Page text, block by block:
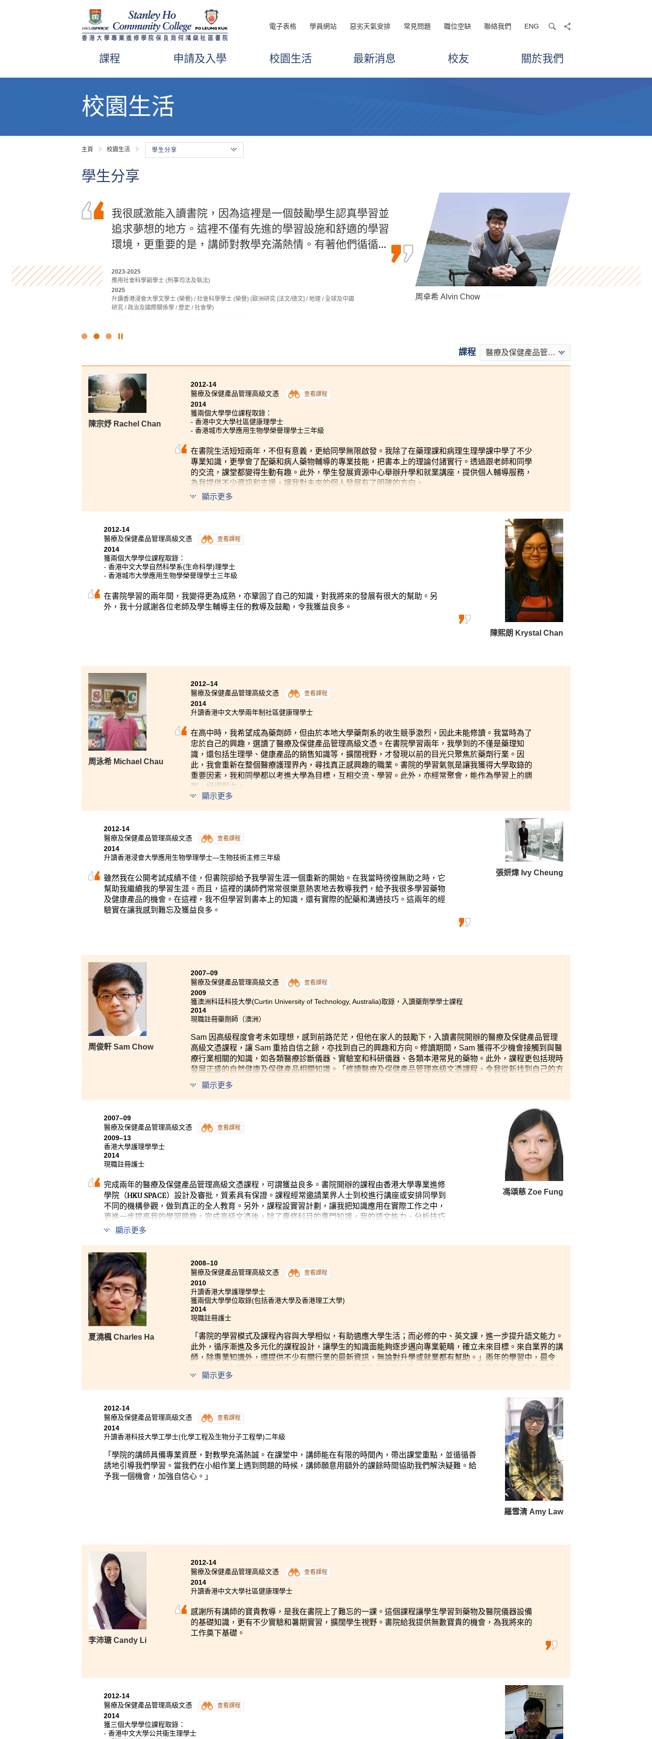
電子表格 學員網站 惡劣天氣安排 常見問題 職位空缺 聯絡我們 ENG searchshare
課程 申請及入學 校園生活 最新消息 校友 關於我們
校園生活
主頁 校園生活 學生分享
學生分享
我在書院修讀旅遊及酒店管理高級文憑時，擁有許多美好的
經歷，這些經歷成就了我的學術和個人成長，最終令我成功
得到香港大學取錄。在書院我遇上許多敬業的講師，課程…
2022
基礎專上教育文憑課程
2023-2025
旅遊及酒店管理高級文憑
2025
Alexandra Anselmo Sotto
我很感激能入讀書院，因為這裡是一個鼓勵學生認真學習並
追求夢想的地方。這裡不僅有先進的學習設施和舒適的學習
環境，更重要的是，講師對教學充滿熱情。有著他們循循…
2023-2025
應用社會科學副學士 (刑事司法及執法)
2025
升讀香港浸會大學文學士 (榮譽) / 社會科學學士 (榮譽) (歐洲研究 [法文/德文] / 地理 / 全球及中國
研究 / 政治及國際關係學 / 歷史 / 社會學)
周卓希 Alvin Chow
在書院就讀的兩年中，我透過高級文憑課程學習到許多重要
的知識和技能，這些都能為我迎接未來的挑戰和困難做好準
備。
2022-2024
商業管理學高級文憑 (管理及商業法律學)
2024
升讀香港科技大學工商管理學士(管理學) (學分豁免)
羅健允 Killian Loh
點
幻
燈
片
課程 醫療及保健產品管理 - 醫療及保健產品
陳宗妤 Rachel Chan
2012-14
醫療及保健產品管理高級文憑
查看課程
2014
獲兩個大學學位課程取錄：
- 香港中文大學社區健康理學士
- 香港城市大學應用生物學榮譽理學士三年級
在書院生活短短兩年，不但有意義，更給同學無限啟發。我除了在藥理課和病理生理學課中學了不少
專業知識，更學會了配藥和病人藥物輔導的專業技能，把書本上的理論付諸實行。透過跟老師和同學
的交流，課堂都變得生動有趣。此外，學生發展資源中心舉辦升學和就業講座，提供個人輔導服務，
為我提供不少資訊和支援，讓我對未來的個人發展有了明確的方向。
顯示更多
陳熙朗 Krystal Chan
2012-14
醫療及保健產品管理高級文憑
查看課程
2014
獲兩個大學學位課程取錄：
- 香港中文大學自然科學系(生命科學)理學士
- 香港城市大學應用生物學榮譽理學士三年級
在書院學習的兩年間，我變得更為成熟，亦鞏固了自己的知識，對我將來的發展有很大的幫助。另
外，我十分感謝各位老師及學生輔導主任的教導及鼓勵，令我獲益良多。
周泳希 Michael Chau
2012–14
醫療及保健產品管理高級文憑
查看課程
2014
升讀香港中文大學兩年制社區健康理學士
在高中時，我希望成為藥劑師，但由於本地大學藥劑系的收生競爭激烈，因此未能修讀。我當時為了
忠於自己的興趣，選讀了醫療及保健產品管理高級文憑。在書院學習兩年，我學到的不僅是藥理知
識，還包括生理學、健康產品的銷售知識等，擴闊視野，才發現以前的目光只聚焦於藥劑行業。因
此，我會重新在整個醫療護理界內，尋找真正感興趣的職業。書院的學習氣氛是讓我獲得大學取錄的
重要因素，我和同學都以考進大學為目標，互相交流、學習。此外，亦經常聚會，能作為學習上的調
劑，紓緩壓力。
顯示更多
張妍煒 Ivy Cheung
2012-14
醫療及保健產品管理高級文憑
查看課程
2014
升讀香港浸會大學應用生物學理學士—生物技術主修三年級
雖然我在公開考試成績不佳，但書院卻給予我學習生涯一個重新的開始。在我當時徬徨無助之時，它
幫助我繼續我的學習生涯。而且，這裡的講師們常常很樂意熱衷地去教導我們，給予我很多學習藥物
及健康產品的機會。在這裡，我不但學習到書本上的知識，還有實際的配藥和溝通技巧。這兩年的經
驗實在讓我感到難忘及獲益良多。
周俊軒 Sam Chow
2007–09
醫療及保健產品管理高級文憑
查看課程
2009
獲澳洲科廷科技大學(Curtin University of Technology, Australia)取錄，入讀藥劑學學士課程
2014
現職註冊藥劑師（澳洲）
Sam 因高級程度會考未如理想，感到前路茫茫，但他在家人的鼓勵下，入讀書院開辦的醫療及保健產品管理
高級文憑課程，讓 Sam 重拾自信之餘，亦找到自己的興趣和方向。修讀期間，Sam 獲得不少機會接觸到與醫
療行業相關的知識，如各類醫療診斷儀器、實驗室和科研儀器、各類本港常見的藥物。此外，課程更包括現時
發展正盛的自然健康及保健產品相關知識。「修讀醫療及保健產品管理高級文憑課程，令我從新找到自己的方
向，更令我找到自己的興趣 ── 藥劑學，而我也很榮幸獲澳洲科廷科技大學取錄，入讀澳洲 Pharmacy Board
認可的藥劑學學士課程，踏上考取執業藥劑師資格的里程。我想藉此機會，感謝所有導師的悉心教導，也感謝
書院為我們一群曾失意於傳統學制和公開考試的同學，提供了一個展示才華的機會」。
顯示更多
馮頌慈 Zoe Fung
2007–09
醫療及保健產品管理高級文憑
查看課程
2009–13
香港大學護理學學士
2014
現職註冊護士
完成兩年的醫療及保健產品管理高級文憑課程，可謂獲益良多。書院開辦的課程由香港大學專業進修
學院（HKU SPACE）設計及審批，質素具有保證。課程經常邀請業界人士到校進行講座或安排同學到
不同的機構參觀，做到真正的全人教育。另外，課程設實習計劃，讓我把知識應用在實際工作之中，
更進一步提高我的學習興趣。完成高級文憑後，除了專修科目的專門知識，我的語文能力、分析技巧
及溝通能力亦大有進步。
顯示更多
夏澆楓 Charles Ha
2008–10
醫療及保健產品管理高級文憑
查看課程
2010
升讀香港大學護理學學士
獲兩個大學學位取錄(包括香港大學及香港理工大學)
2014
現職註冊護士
「書院的學習模式及課程內容與大學相似，有助適應大學生活；而必修的中、英文課，進一步提升語文能力。
此外，循序漸進及多元化的課程設計，讓學生的知識面能夠逐步邁向專業範疇，確立未來目標。來自業界的講
師，除專業知識外，還提供不少有關行業的最新資訊，無論對升學或就業都有幫助。」兩年的學習中，最令
餘，亦加深對保健產品行業的認識。
顯示更多
羅雪清 Amy Law
2012-14
醫療及保健產品管理高級文憑
查看課程
2014
升讀香港科技大學工學士(化學工程及生物分子工程學)二年級
「學院的講師具備專業資歷，對教學充滿熱誠。在課堂中，講師能在有限的時間內，帶出課堂重點，並循循善
誘地引導我們學習。當我們在小組作業上遇到問題的時候，講師願意用額外的課餘時間協助我們解決疑難。 給
予我一個機會，加強自信心。」
李沛瑭 Candy Li
2012-14
醫療及保健產品管理高級文憑
查看課程
2014
升讀香港中文大學社區健康理學士
感謝所有講師的寶貴教導，是我在書院上了難忘的一課。這個課程讓學生學習到藥物及醫院儀器設備
的基礎知識，更有不少實驗和暑期實習，擴闊學生視野。書院給我提供無數寶貴的機會，為我將來的
工作奠下基礎。
2012-14
醫療及保健產品管理高級文憑
查看課程
2014
獲三個大學學位課程取錄：
- 香港中文大學公共衞生理學士